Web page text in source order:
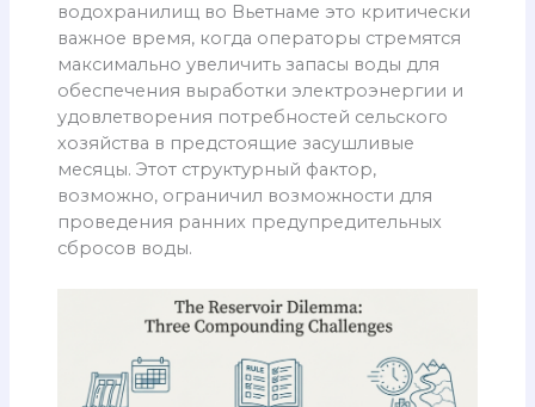
водохранилищ во Вьетнаме это критически
важное время, когда операторы стремятся
максимально увеличить запасы воды для
обеспечения выработки электроэнергии и
удовлетворения потребностей сельского
хозяйства в предстоящие засушливые
месяцы. Этот структурный фактор,
возможно, ограничил возможности для
проведения ранних предупредительных
сбросов воды.